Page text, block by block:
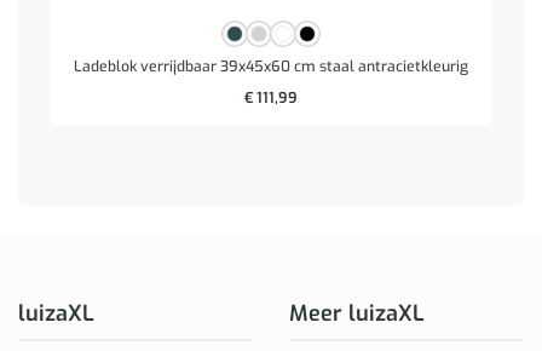
Ladeblok verrijdbaar 39x45x60 cm staal antracietkleurig
€111,99
luizaXL Meer luizaXL